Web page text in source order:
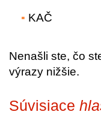
KAČ
Nenašli ste, čo
výrazy nižšie.
Súvisiace